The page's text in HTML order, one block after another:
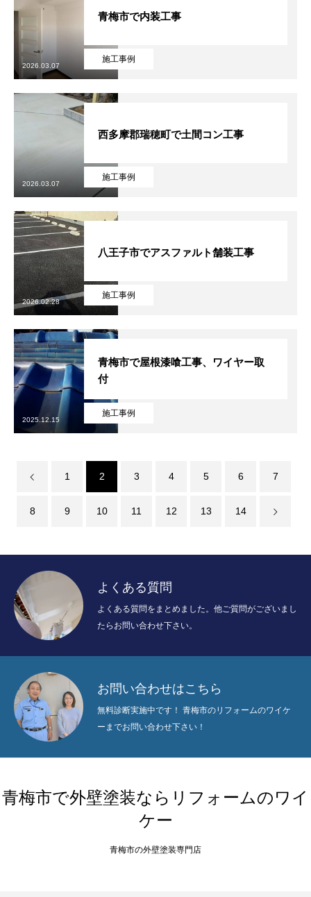
施工事例
青梅市で内装工事
2026.03.07
施工事例
西多摩郡瑞穂町で土間コン工事
2026.03.07
施工事例
八王子市でアスファルト舗装工事
2026.02.28
施工事例
青梅市で屋根漆喰工事、ワイヤー取
付
2025.12.15
1 2 3 4 5 6 7
8 9 10 11 12 13 14
よくある質問
よくある質問をまとめました。他ご質問がございまし
たらお問い合わせ下さい。
お問い合わせはこちら
無料診断実施中です！ 青梅市のリフォームのワイケ
ーまでお問い合わせ下さい！
青梅市で外壁塗装ならリフォームのワイ
ケー
青梅市の外壁塗装専門店